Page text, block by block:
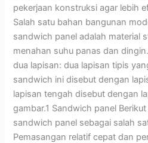
pekerjaan konstruksi agar lebih
Salah satu bahan bangunan
sandwich panel adalah material
menahan suhu panas dan
dua lapisan: dua lapisan tipis
sandwich ini disebut dengan
lapisan tengah disebut dengan
gambar.1 Sandwich panel
sandwich panel sebagai salah
Pemasangan relatif cepat dan